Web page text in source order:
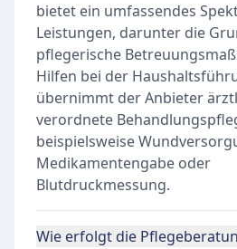
bietet ein umfassendes
Leistungen, darunter die
pflegerische
Hilfen bei der
übernimmt der Anbieter
verordnete
beispielsweise
Medikamentengabe oder
Blutdruckmessung.
Wie erfolgt die